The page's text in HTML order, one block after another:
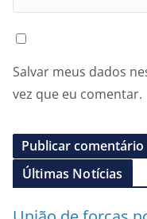
Salvar meus dados
vez que eu comentar.
Últimas Notícias